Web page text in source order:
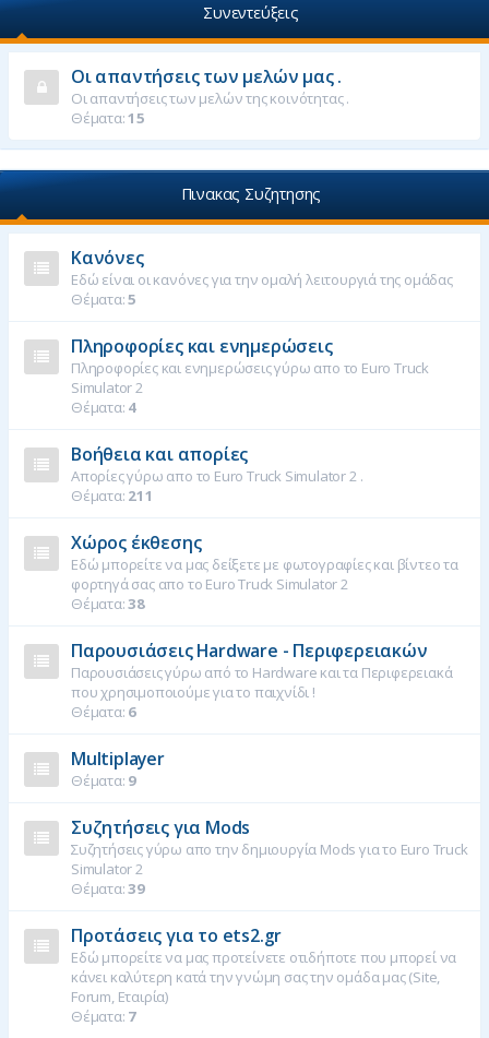
Συνεντεύξεις
Οι απαντήσεις των μελών μας .
Οι απαντήσεις των μελών της κοινότητας .
Θέματα:15
Πινακας Συζητησης
Κανόνες
Εδώ είναι οι κανόνες για την ομαλή λειτουργιά της ομάδας
Θέματα:5
Πληροφορίες και ενημερώσεις
Πληροφορίες και ενημερώσεις γύρω απο το Euro Truck
Simulator 2
Θέματα: 4
Βοήθεια και απορίες
Απορίες γύρω απο το Euro Truck Simulator 2 .
Θέματα: 211
Χώρος έκθεσης
Εδώ μπορείτε να μας δείξετε με φωτογραφίες και βίντεο τα
φορτηγά σας απο το Euro Truck Simulator 2
Θέματα:38
Παρουσιάσεις Hardware - Περιφερειακών
Παρουσιάσεις γύρω από το Hardware και τα Περιφερειακά
που χρησιμοποιούμε για το παιχνίδι !
Θέματα: 6
Multiplayer
Θέματα: 9
Συζητήσεις για Mods
Συζητήσεις γύρω απο την δημιουργία Mods για το Euro Truck
Simulator 2
Θέματα:39
Προτάσεις για το ets2.gr
Εδώ μπορείτε να μας προτείνετε οτιδήποτε που μπορεί να
κάνει καλύτερη κατά την γνώμη σας την ομάδα μας (Site,
Forum, Εταιρία)
Θέματα: 7